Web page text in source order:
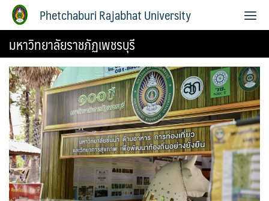
Phetchaburi Rajabhat University
มหาวิทยาลัยราชภัฏเพชรบุรี